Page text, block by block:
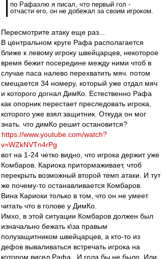
по Рафаэлю я писал, что первый гол -
отчасти его, он не добежал за своим игроком.
Пересмотрите атаку еще раз...
В центральном круге Рафа располагается
ближе к левому игроку швейцарцев, некоторое
время бежит посередине между ними чтоб в
случае паса налево перехватить мяч. потом
смещается 34 номеру, который уже отдал мяч
и которого догнал ДимКо. Естественно Рафа
как опорник перестает преследовать игрока,
которого уже взял защитник. Откуда он мог
знать. что димКо решит остановится?
https://www.youtube.com/watch?
v=WZkNVTn4rPg
вот на 1-24 четко видно, что игрока держит уже
Комбаров. Кариока притормаживает, чтоб
перекрыть возможный второй темп атаки. И тут
же почему-то останавливается Комбаров.
Вина Кариоки только в том, что он не умеет
читать что в голове у ДимКо.
Имхо, в этой ситуации Комбаров должен был
изначально бежать к\за правым
полузащитником швейцарцев, а кто-то из
дефов вываливаться встречать игрока на
котором висел Рафа.. И гола бы не было. Или